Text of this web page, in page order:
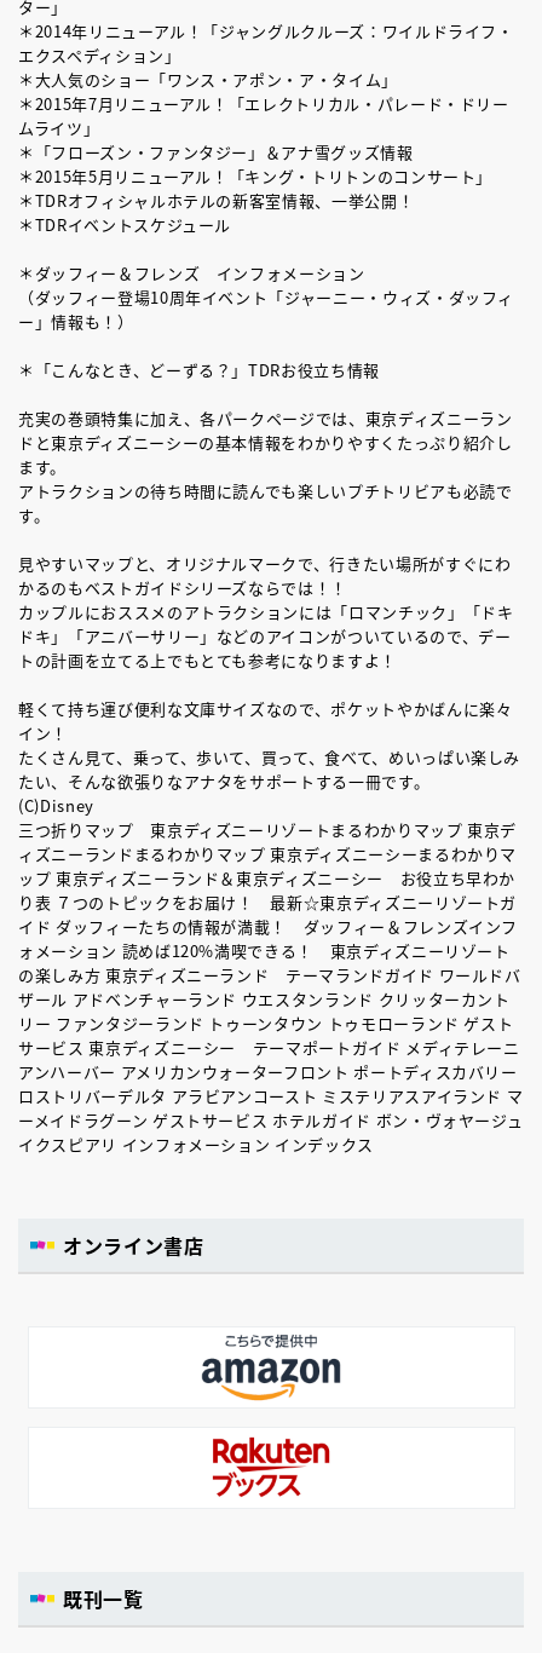
ター」
＊2014年リニューアル！「ジャングルクルーズ：ワイルドライフ・
エクスペディション」
＊大人気のショー「ワンス・アポン・ア・タイム」
＊2015年7月リニューアル！「エレクトリカル・パレード・ドリー
ムライツ」
＊「フローズン・ファンタジー」＆アナ雪グッズ情報
＊2015年5月リニューアル！「キング・トリトンのコンサート」
＊TDRオフィシャルホテルの新客室情報、一挙公開！
＊TDRイベントスケジュール
＊ダッフィー＆フレンズ インフォメーション
（ダッフィー登場10周年イベント「ジャーニー・ウィズ・ダッフィ
ー」情報も！）
＊「こんなとき、どーずる？」TDRお役立ち情報
充実の巻頭特集に加え、各パークページでは、東京ディズニーラン
ドと東京ディズニーシーの基本情報をわかりやすくたっぷり紹介し
ます。
アトラクションの待ち時間に読んでも楽しいプチトリビアも必読で
す。
見やすいマップと、オリジナルマークで、行きたい場所がすぐにわ
かるのもベストガイドシリーズならでは！！
カップルにおススメのアトラクションには「ロマンチック」「ドキ
ドキ」「アニバーサリー」などのアイコンがついているので、デー
トの計画を立てる上でもとても参考になりますよ！
軽くて持ち運び便利な文庫サイズなので、ポケットやかばんに楽々
イン！
たくさん見て、乗って、歩いて、買って、食べて、めいっぱい楽しみ
たい、そんな欲張りなアナタをサポートする一冊です。
(C)Disney
三つ折りマップ 東京ディズニーリゾートまるわかりマップ 東京デ
ィズニーランドまるわかりマップ 東京ディズニーシーまるわかりマ
ップ 東京ディズニーランド＆東京ディズニーシー お役立ち早わか
り表 ７つのトピックをお届け！ 最新☆東京ディズニーリゾートガ
イド ダッフィーたちの情報が満載！ ダッフィー＆フレンズインフ
ォメーション 読めば120%満喫できる！ 東京ディズニーリゾート
の楽しみ方 東京ディズニーランド テーマランドガイド ワールドバ
ザール アドベンチャーランド ウエスタンランド クリッターカント
リー ファンタジーランド トゥーンタウン トゥモローランド ゲスト
サービス 東京ディズニーシー テーマポートガイド メディテレーニ
アンハーバー アメリカンウォーターフロント ポートディスカバリー
ロストリバーデルタ アラビアンコースト ミステリアスアイランド マ
ーメイドラグーン ゲストサービス ホテルガイド ボン・ヴォヤージュ
イクスピアリ インフォメーション インデックス
オンライン書店
既刊一覧